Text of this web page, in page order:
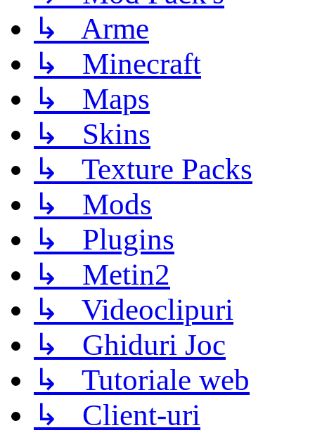
↳ Arme
↳ Minecraft
↳ Maps
↳ Skins
↳ Texture Packs
↳ Mods
↳ Plugins
↳ Metin2
↳ Videoclipuri
↳ Ghiduri Joc
↳ Tutoriale web
↳ Client-uri